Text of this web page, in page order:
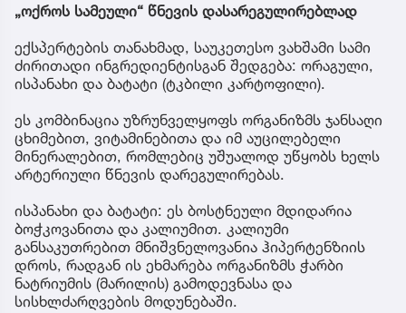
„ოქროს სამეული“ წნევის დასარეგულირებლად
ექსპერტების თანახმად, საუკეთესო ვახშამი სამი
ძირითადი ინგრედიენტისგან შედგება: ორაგული,
ისპანახი და ბატატი (ტკბილი კარტოფილი).
ეს კომბინაცია უზრუნველყოფს ორგანიზმს ჯანსაღი
ცხიმებით, ვიტამინებითა და იმ აუცილებელი
მინერალებით, რომლებიც უშუალოდ უწყობს ხელს
არტერიული წნევის დარეგულირებას.
ისპანახი და ბატატი: ეს ბოსტნეული მდიდარია
ბოჭკოვანითა და კალიუმით. კალიუმი
განსაკუთრებით მნიშვნელოვანია ჰიპერტენზიის
დროს, რადგან ის ეხმარება ორგანიზმს ჭარბი
ნატრიუმის (მარილის) გამოდევნასა და
სისხლძარღვების მოდუნებაში.